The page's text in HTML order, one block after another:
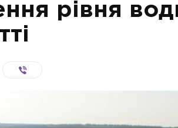
рівня